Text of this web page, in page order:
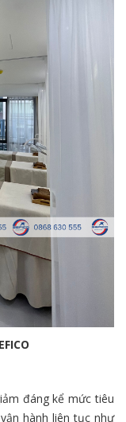
đáng kể mức tiêu
hành liên tục như